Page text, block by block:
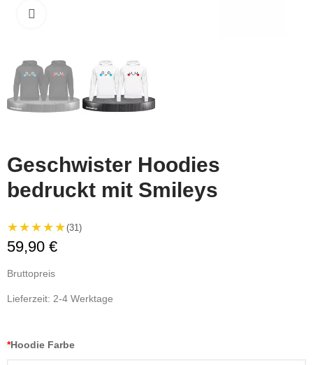
Geschwister Hoodies
bedruckt mit Smileys
★★★★★(31)
59,90 €
Bruttopreis
Lieferzeit: 2-4 Werktage
*Hoodie Farbe